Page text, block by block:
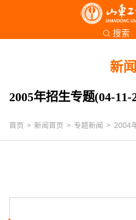
搜索
新
2005年招生专题(04-11-
首页 > 新闻首页 > 专题新闻 > 2004